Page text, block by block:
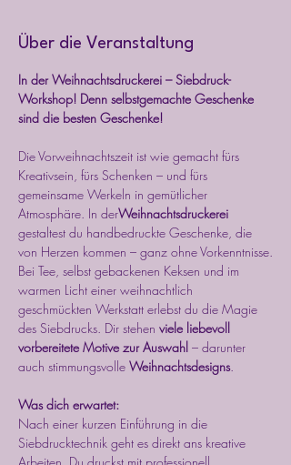
Über die Veranstaltung
In der Weihnachtsdruckerei – Siebdruck-
Workshop! Denn selbstgemachte Geschenke
sind die besten Geschenke!
Die Vorweihnachtszeit ist wie gemacht fürs
Kreativsein, fürs Schenken – und fürs
gemeinsame Werkeln in gemütlicher
Atmosphäre. In derWeihnachtsdruckerei
gestaltest du handbedruckte Geschenke, die
von Herzen kommen – ganz ohne Vorkenntnisse.
Bei Tee, selbst gebackenen Keksen und im
warmen Licht einer weihnachtlich
geschmückten Werkstatt erlebst du die Magie
des Siebdrucks. Dir stehen viele liebevoll
vorbereitete Motive zur Auswahl – darunter
auch stimmungsvolle Weihnachtsdesigns.
Was dich erwartet:
Nach einer kurzen Einführung in die
Siebdrucktechnik geht es direkt ans kreative